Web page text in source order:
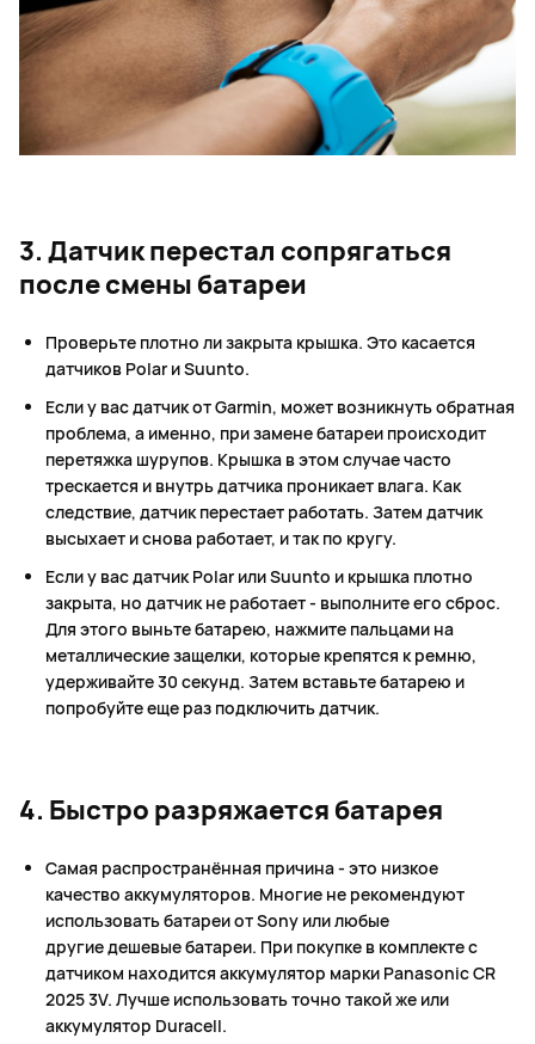
3. Датчик перестал сопрягаться
после смены батареи
Проверьте плотно ли закрыта крышка. Это касается
датчиков Polar и Suunto.
Если у вас датчик от Garmin, может возникнуть обратная
проблема, а именно, при замене батареи происходит
перетяжка шурупов. Крышка в этом случае часто
трескается и внутрь датчика проникает влага. Как
следствие, датчик перестает работать. Затем датчик
высыхает и снова работает, и так по кругу.
Если у вас датчик Polar или Suunto и крышка плотно
закрыта, но датчик не работает - выполните его сброс.
Для этого выньте батарею, нажмите пальцами на
металлические защелки, которые крепятся к ремню,
удерживайте 30 секунд. Затем вставьте батарею и
попробуйте еще раз подключить датчик.
4. Быстро разряжается батарея
Самая распространённая причина - это низкое
качество аккумуляторов. Многие не рекомендуют
использовать батареи от Sony или любые
другие дешевые батареи. При покупке в комплекте с
датчиком находится аккумулятор марки Panasonic CR
2025 3V. Лучше использовать точно такой же или
аккумулятор Duracell.